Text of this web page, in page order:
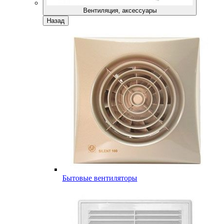
Вентиляция, аксессуары
Назад
Бытовые вентиляторы